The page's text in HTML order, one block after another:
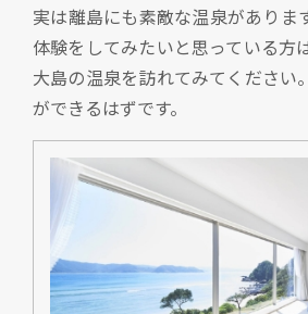
実は離島にも素敵な温泉がありま
体験をしてみたいと思っている方
大島の温泉を訪れてみてください
ができるはずです。